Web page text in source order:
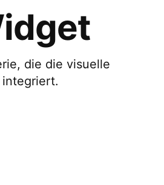
die die visuelle